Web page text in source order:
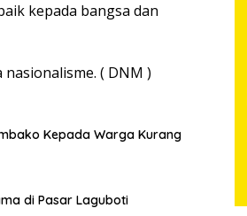
kepada bangsa dan
( DNM )
Kepada Warga Kurang
di Pasar Laguboti